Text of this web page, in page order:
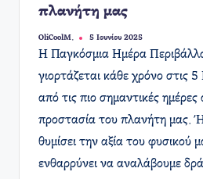
πλανήτη μας
Συγγραφέας:
OliCoolM. 5 Ιουνίου 2025
Η Παγκόσμια Ημέρα
γιορτάζεται κάθε χρόνο στις 5
από τις πιο σημαντικές
προστασία του πλανήτη μας.
θυμίσει την αξία του φυσικού
ενθαρρύνει να αναλάβουμε